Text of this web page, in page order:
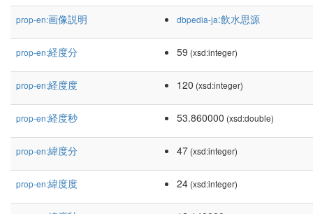
prop-en:画像説明 dbpedia-ja:飲水思源
prop-en:経度分 59 (xsd:integer)
prop-en:経度度 120 (xsd:integer)
prop-en:経度秒 53.860000 (xsd:double)
prop-en:緯度分 47 (xsd:integer)
prop-en:緯度度 24 (xsd:integer)